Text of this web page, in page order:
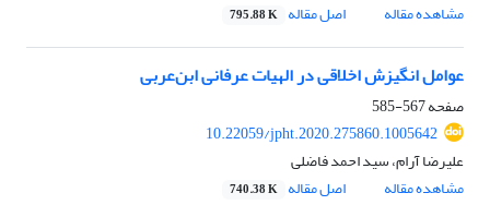
مشاهده مقاله
اصل مقاله 795.88 K
عوامل انگیزش اخلاقی در الهیات عرفانی ابن‌عربی
صفحه567-585
10.22059/jpht.2020.275860.1005642
علیرضا آرام، سید احمد فاضلی
مشاهده مقاله
اصل مقاله 740.38 K